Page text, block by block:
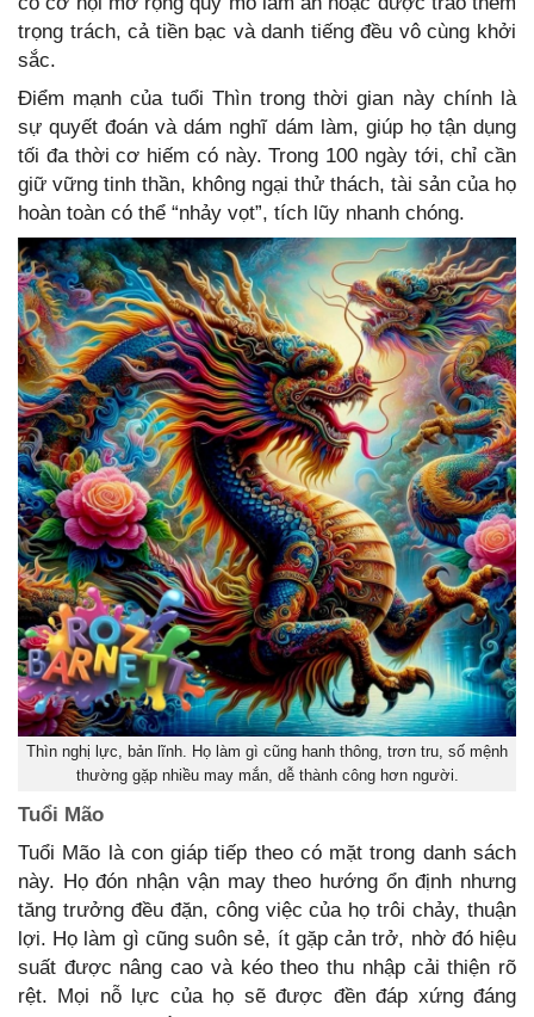
trọng trách, cả tiền bạc và danh tiếng đều vô cùng khởi
sắc.
Điểm mạnh của tuổi Thìn trong thời gian này chính là
sự quyết đoán và dám nghĩ dám làm, giúp họ tận dụng
tối đa thời cơ hiếm có này. Trong 100 ngày tới, chỉ cần
giữ vững tinh thần, không ngại thử thách, tài sản của họ
hoàn toàn có thể “nhảy vọt”, tích lũy nhanh chóng.
Thìn nghị lực, bản lĩnh. Họ làm gì cũng hanh thông, trơn tru, số mệnh
thường gặp nhiều may mắn, dễ thành công hơn người.
Tuổi Mão
Tuổi Mão là con giáp tiếp theo có mặt trong danh sách
này. Họ đón nhận vận may theo hướng ổn định nhưng
tăng trưởng đều đặn, công việc của họ trôi chảy, thuận
lợi. Họ làm gì cũng suôn sẻ, ít gặp cản trở, nhờ đó hiệu
suất được nâng cao và kéo theo thu nhập cải thiện rõ
rệt. Mọi nỗ lực của họ sẽ được đền đáp xứng đáng